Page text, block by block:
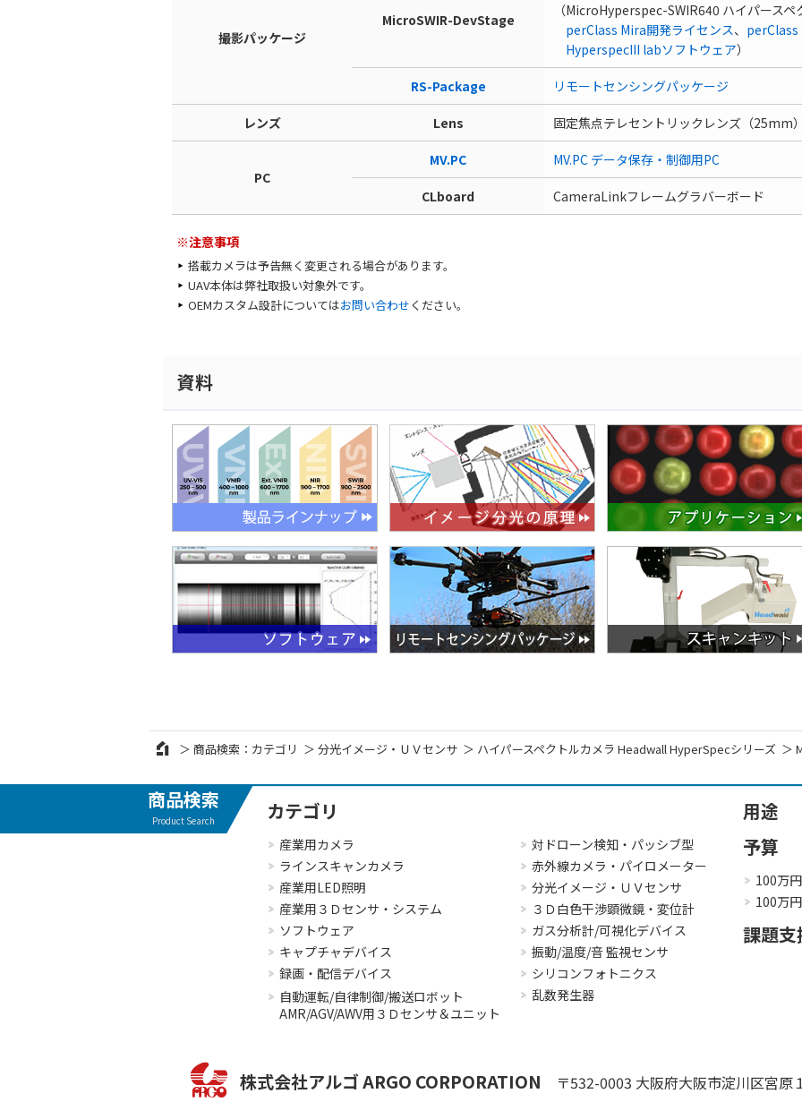
撮影パッケージ
MicroSWIR-DevStage
（MicroHyperspec-SWIR640 ハイパース
perClass Mira開発ライセンス、 perClass
HyperspecIII labソフトウェア）
RS-Package リモートセンシングパッケージ
レンズ Lens 固定焦点テレセントリックレンズ（25mm
PC
MV.PC MV.PC データ保存・制御用PC
CLboard CameraLinkフレームグラバーボード
※注意事項
搭載カメラは予告無く変更される場合があります。
UAV本体は弊社取扱い対象外です。
OEMカスタム設計についてはお問い合わせください。
資料
商品検索：カテゴリ 分光イメージ・ＵＶセンサ ハイパースペクトルカメラ Headwall HyperSpecシリーズ
商品検索
Product Search カテゴリ
産業用カメラ
ラインスキャンカメラ
産業用LED照明
産業用３Ｄセンサ・システム
ソフトウェア
キャプチャデバイス
録画・配信デバイス
自動運転/自律制御/搬送ロボット
AMR/AGV/AWV用３Ｄセンサ＆ユニット
対ドローン検知・パッシブ型
赤外線カメラ・パイロメーター
分光イメージ・ＵＶセンサ
３Ｄ白色干渉顕微鏡・変位計
ガス分析計/可視化デバイス
振動/温度/音 監視センサ
シリコンフォトニクス
乱数発生器
用途
予算
100万
100万
課題支
株式会社アルゴARGO CORPORATION 〒532-0003 大阪府大阪市淀川区宮原